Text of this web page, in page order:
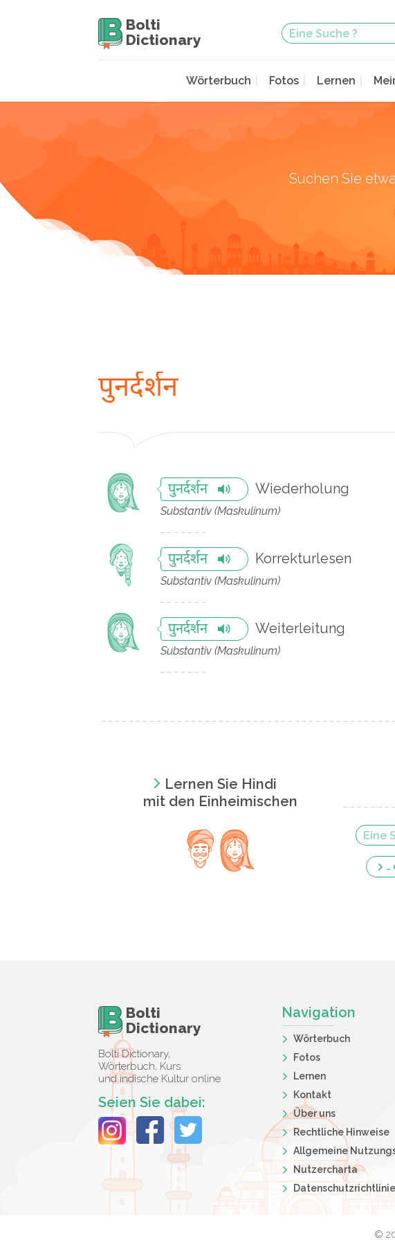
Bolti
Dictionary
Wörterbuch Fotos Lernen
Suchen Sie
पुनर्दर्शन
पुनर्दर्शन Wiederholung
Substantiv (Maskulinum)
पुनर्दर्शन Korrekturlesen
Substantiv (Maskulinum)
पुनर्दर्शन Weiterleitung
Substantiv (Maskulinum)
Lernen Sie Hindi
mit den Einheimischen
…
Bolti
Dictionary
Bolti Dictionary,
Wörterbuch, Kurs
und indische Kultur online
Seien Sie dabei:
Navigation
Wörterbuch
Fotos
Lernen
Kontakt
Über uns
Rechtliche Hinweise
Allgemeine
Nutzercharta
Datenschutzrichtlinie
©